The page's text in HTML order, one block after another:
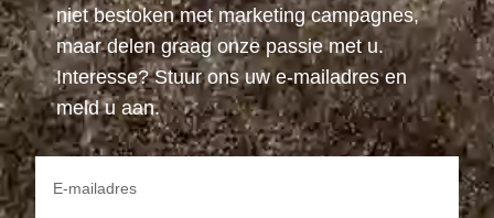
niet bestoken met marketing campagnes,
maar delen graag onze passie met u.
Interesse? Stuur ons uw e-mailadres en
meld u aan.